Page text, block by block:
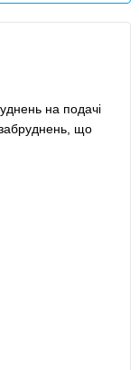
на подачі
забруднень, що